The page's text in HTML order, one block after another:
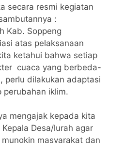
secara resmi kegiatan
:
Kab. Soppeng
atas pelaksanaan
ketahui bahwa setiap
cuaca yang berbeda-
perlu dilakukan adaptasi
perubahan iklim.
mengajak kepada kita
Desa/lurah agar
masyarakat dan